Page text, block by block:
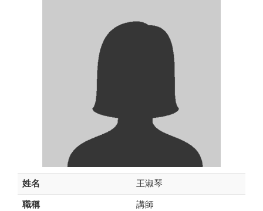
姓名
王淑琴
職稱
講師